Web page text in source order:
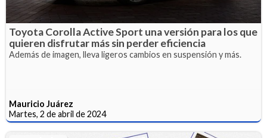
Toyota Corolla Active Sport una versión para los que
quieren disfrutar más sin perder eficiencia
Además de imagen, lleva ligeros cambios en suspensión y más.
Mauricio Juárez
Martes, 2 de abril de 2024